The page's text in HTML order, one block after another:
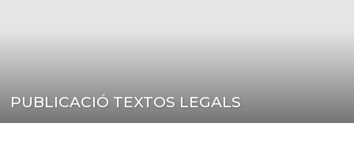
PUBLICACIÓ TEXTOS LEGALS